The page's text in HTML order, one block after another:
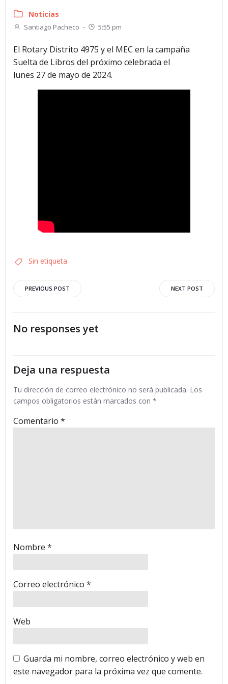
Noticias
Santiago Pacheco - 5:55 pm
El Rotary Distrito 4975 y el MEC en la campaña
Suelta de Libros del próximo celebrada el
lunes 27 de mayo de 2024.
Sin etiqueta
Navegación
por
las
entradas
PREVIOUS POST
Navegación
por
NEXT POST
No responses yet
Deja una respuesta
Tu dirección de correo electrónico no será publicada. Los
campos obligatorios están marcados con *
Comentario *
Nombre *
Correo electrónico *
Web
Guarda mi nombre, correo electrónico y web en
este navegador para la próxima vez que comente.